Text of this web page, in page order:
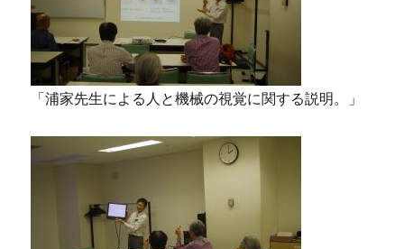
「浦家先生による人と機械の視覚に関する説明。」